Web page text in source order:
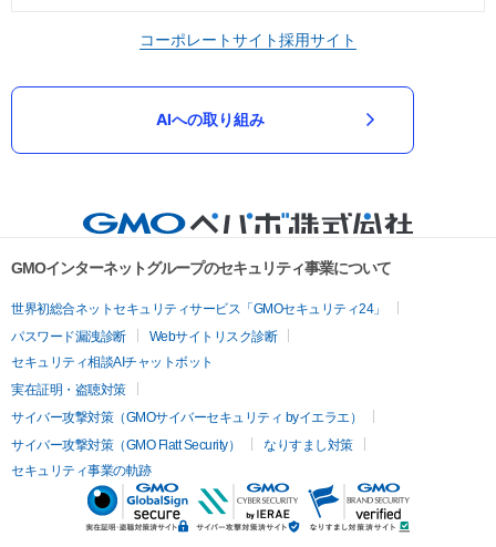
コーポレートサイト採用サイト
AIへの取り組み
GMOインターネットグループのセキュリティ事業について
世界初総合ネットセキュリティサービス「GMOセキュリティ24」
パスワード漏洩診断
Webサイトリスク診断
セキュリティ相談AIチャットボット
実在証明・盗聴対策
サイバー攻撃対策（GMOサイバーセキュリティ byイエラエ）
サイバー攻撃対策（GMO Flatt Security）
なりすまし対策
セキュリティ事業の軌跡